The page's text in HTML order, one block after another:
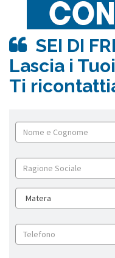
SEI DI
Lascia i
Ti